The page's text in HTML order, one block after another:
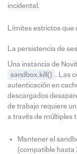
incidental.
Límites estrictos que
La persistencia de
Una instancia de
sandbox.kill() . Las
autenticación en
descargados
de trabajo requiere
a través de múltiples
Mantener el
(compatible hasta